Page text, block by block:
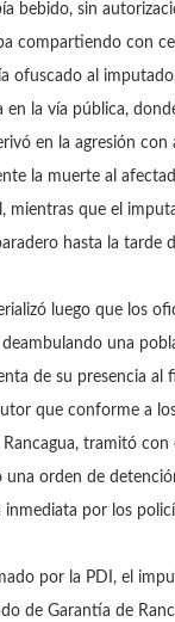
bebido, sin
compartiendo con
ofuscado al
en la vía pública,
en la agresión
la muerte al
mientras que el
hasta la tarde
luego que los
una
de su presencia al
que conforme a
tramitó con
una orden de
inmediata por los
por la PDI, el
de Garantía de